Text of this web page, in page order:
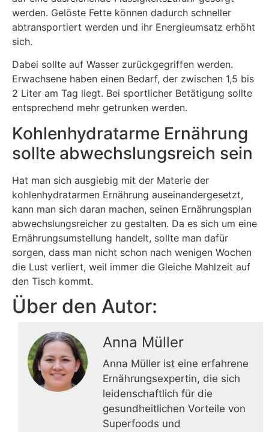
werden. Gelöste Fette können dadurch schneller
abtransportiert werden und ihr Energieumsatz erhöht
sich.
Dabei sollte auf Wasser zurückgegriffen werden.
Erwachsene haben einen Bedarf, der zwischen 1,5 bis
2 Liter am Tag liegt. Bei sportlicher Betätigung sollte
entsprechend mehr getrunken werden.
Kohlenhydratarme Ernährung
sollte abwechslungsreich sein
Hat man sich ausgiebig mit der Materie der
kohlenhydratarmen Ernährung auseinandergesetzt,
kann man sich daran machen, seinen Ernährungsplan
abwechslungsreicher zu gestalten. Da es sich um eine
Ernährungsumstellung handelt, sollte man dafür
sorgen, dass man nicht schon nach wenigen Wochen
die Lust verliert, weil immer die Gleiche Mahlzeit auf
den Tisch kommt.
Über den Autor:
Anna Müller
Anna Müller ist eine erfahrene
Ernährungsexpertin, die sich
leidenschaftlich für die
gesundheitlichen Vorteile von
Superfoods und